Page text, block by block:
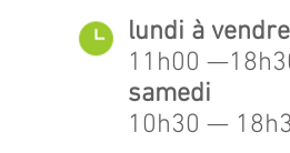
lundi à
11h00
samedi
10h30 —